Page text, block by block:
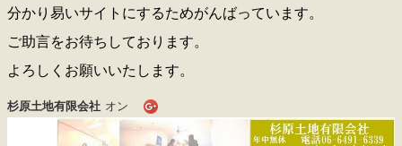
分かり易いサイトにするためがんばっています。
ご助言をお待ちしております。
よろしくお願いいたします。
杉原土地有限会社 オン